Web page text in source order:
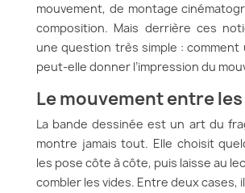
mouvement, de montage
composition. Mais derrière ces
une question très simple : comment
peut-elle donner l’impression du
Le mouvement entre
La bande dessinée est un art du
montre jamais tout. Elle choisit
les pose côte à côte, puis laisse au
combler les vides. Entre deux cases, il